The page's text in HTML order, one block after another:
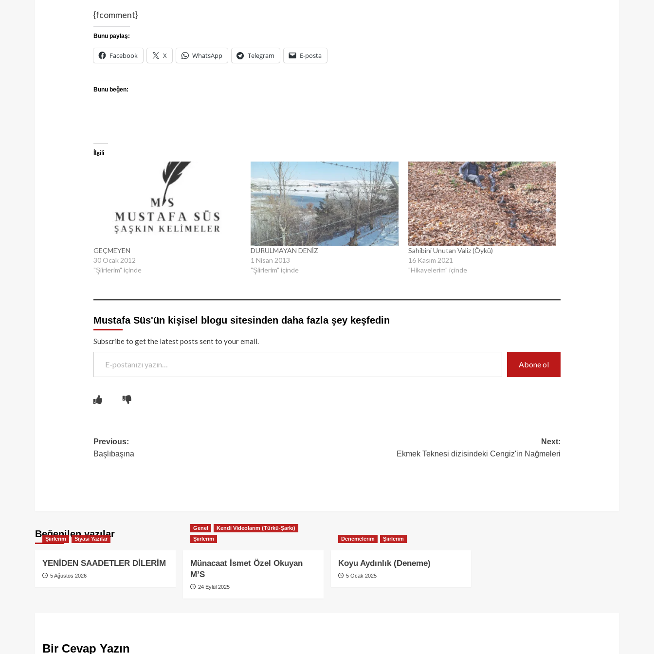
{fcomment}
Bunu paylaş:
Facebook X WhatsApp Telegram E-posta
Bunu beğen:
İlgili
GEÇMEYEN
30 Ocak 2012
"Şiirlerim" içinde
DURULMAYAN DENİZ
1 Nisan 2013
"Şiirlerim" içinde
Sahibini Unutan Valiz (Öykü)
16 Kasım 2021
"Hikayelerim" içinde
Mustafa Süs'ün kişisel blogu sitesinden daha fazla şey keşfedin
Subscribe to get the latest posts sent to your email.
E-postanızı yazın…
Abone ol
Post
navigation
Previous:
Başlıbaşına
Next:
Ekmek Teknesi dizisindeki Cengiz'in Nağmeleri
Beğenilen yazılar
Şiirlerim Siyasi Yazılar
YENİDEN SAADETLER DİLERİM
5 Ağustos 2026
Genel
Kendi Videolarım (Türkü-Şarkı)
Şiirlerim
Münacaat İsmet Özel Okuyan
M’S
24 Eylül 2025
Denemelerim Şiirlerim
Koyu Aydınlık (Deneme)
5 Ocak 2025
Bir Cevap Yazın